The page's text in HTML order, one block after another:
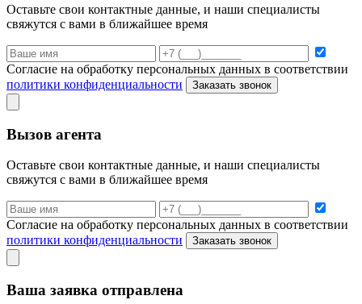
Оставьте свои контактные данные, и наши специалисты
свяжутся с вами в ближайшее время
Согласие на обработку персональных данных в соответствии
политики конфиденциальности
Заказать звонок
Вызов агента
Оставьте свои контактные данные, и наши специалисты
свяжутся с вами в ближайшее время
Согласие на обработку персональных данных в соответствии
политики конфиденциальности
Заказать звонок
Ваша заявка отправлена